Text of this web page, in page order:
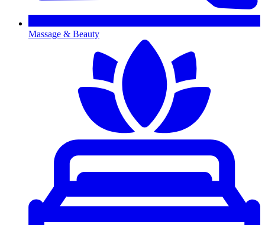
Massage & Beauty